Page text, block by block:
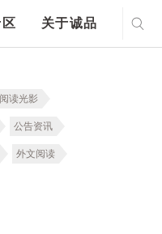
关于诚品
读光影
公告资讯
外文阅读